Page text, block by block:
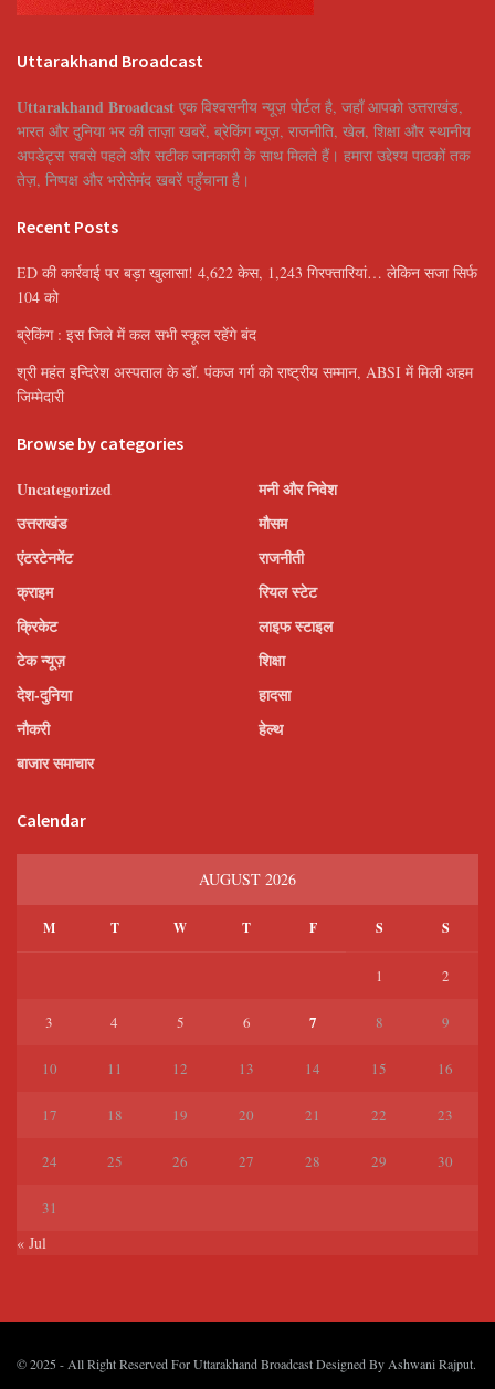
Uttarakhand Broadcast
Uttarakhand Broadcast एक विश्वसनीय न्यूज़ पोर्टल है, जहाँ आपको उत्तराखंड,
भारत और दुनिया भर की ताज़ा खबरें, ब्रेकिंग न्यूज़, राजनीति, खेल, शिक्षा और स्थानीय
अपडेट्स सबसे पहले और सटीक जानकारी के साथ मिलते हैं। हमारा उद्देश्य पाठकों तक
तेज़, निष्पक्ष और भरोसेमंद खबरें पहुँचाना है।
Recent Posts
ED की कार्रवाई पर बड़ा खुलासा! 4,622 केस, 1,243 गिरफ्तारियां… लेकिन सजा सिर्फ
104 को
ब्रेकिंग : इस जिले में कल सभी स्कूल रहेंगे बंद
श्री महंत इन्दिरेश अस्पताल के डॉ. पंकज गर्ग को राष्ट्रीय सम्मान, ABSI में मिली अहम
जिम्मेदारी
Browse by categories
Uncategorized
उत्तराखंड
एंटरटेनमेंट
क्राइम
क्रिकेट
टेक न्यूज़
देश-दुनिया
नौकरी
बाजार समाचार
मनी और निवेश
मौसम
राजनीती
रियल स्टेट
लाइफ स्टाइल
शिक्षा
हादसा
हेल्थ
Calendar
AUGUST 2026
M T W T F S S
1 2
3 4 5 6 7 8 9
10 11 12 13 14 15 16
17 18 19 20 21 22 23
24 25 26 27 28 29 30
31
« Jul
© 2025 - All Right Reserved For Uttarakhand Broadcast Designed By Ashwani Rajput.